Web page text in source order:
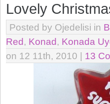
Lovely
Posted by Ojedelisi in
Red, Konad, Konada
on 12 11th, 2010 | 13